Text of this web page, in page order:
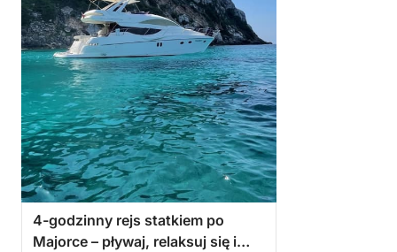
3. S'Arenal – Cala de Reina – Es Rocal (rezerwat
rybny) – Restaurante Siso (Palmanova) – Cala
Portals Vells. Koszt paliwa = 800 euro.
Jeśli chcesz odwiedzić inne miejsca, cena paliwa
zostanie obliczona na podstawie przejechanej
odległości, przy założeniu, że 1 mila = 20 euro.
4-godzinny rejs statkiem po
Majorce – pływaj, relaksuj się i